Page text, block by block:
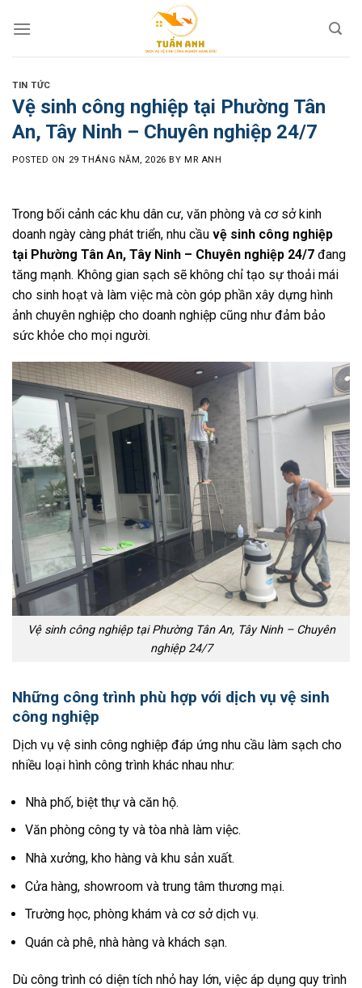
TIN TỨC
Vệ sinh công nghiệp tại Phường Tân
An, Tây Ninh – Chuyên nghiệp 24/7
POSTED ON 29 THÁNG NĂM, 2026 BY MR ANH
Trong bối cảnh các khu dân cư, văn phòng và cơ sở kinh
doanh ngày càng phát triển, nhu cầu vệ sinh công nghiệp
tại Phường Tân An, Tây Ninh – Chuyên nghiệp 24/7 đang
tăng mạnh. Không gian sạch sẽ không chỉ tạo sự thoải mái
cho sinh hoạt và làm việc mà còn góp phần xây dựng hình
ảnh chuyên nghiệp cho doanh nghiệp cũng như đảm bảo
sức khỏe cho mọi người.
Vệ sinh công nghiệp tại Phường Tân An, Tây Ninh – Chuyên
nghiệp 24/7
Những công trình phù hợp với dịch vụ vệ sinh
công nghiệp
Dịch vụ vệ sinh công nghiệp đáp ứng nhu cầu làm sạch cho
nhiều loại hình công trình khác nhau như:
Nhà phố, biệt thự và căn hộ.
Văn phòng công ty và tòa nhà làm việc.
Nhà xưởng, kho hàng và khu sản xuất.
Cửa hàng, showroom và trung tâm thương mại.
Trường học, phòng khám và cơ sở dịch vụ.
Quán cà phê, nhà hàng và khách sạn.
Dù công trình có diện tích nhỏ hay lớn, việc áp dụng quy trình